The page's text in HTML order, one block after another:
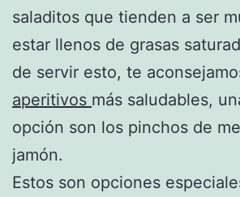
saladitos que tienden a ser
estar llenos de grasas
de servir esto, te
aperitivos más saludables,
opción son los pinchos de
jamón.
Estos son opciones